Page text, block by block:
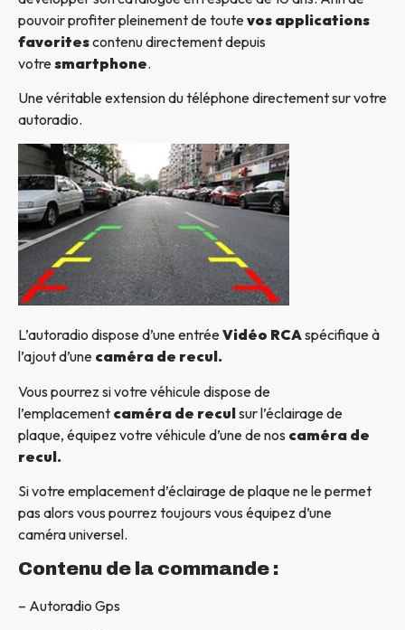
pouvoir profiter pleinement de toutevos applications
favoritescontenu directement depuis
votresmartphone.
Une véritable extension du téléphone directement sur votre
autoradio.
L’autoradio dispose d’une entréeVidéo RCAspécifique à
l’ajout d’une caméra de recul.
Vous pourrez si votre véhicule dispose de
l’emplacement caméra de reculsur l’éclairage de
plaque, équipez votre véhicule d’une de nos caméra de
recul.
Si votre emplacement d’éclairage de plaque ne le permet
pas alors vous pourrez toujours vous équipez d’une
caméra universel.
Contenu de la commande :
– Autoradio Gps